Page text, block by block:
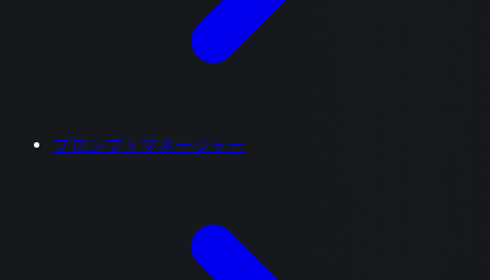
プロンプトマネージャー